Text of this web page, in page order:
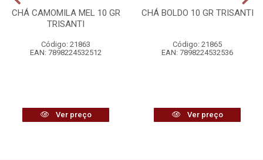
CHÁ CAMOMILA MEL 10 GR
TRISANTI
Código: 21863
EAN: 7898224532512
Ver preço
CHÁ BOLDO 10 GR TRISANTI
Código: 21865
EAN: 7898224532536
Ver preço